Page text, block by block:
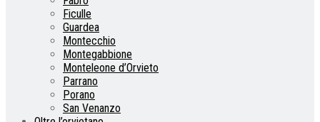
Ficulle
Guardea
Montecchio
Montegabbione
Monteleone d’Orvieto
Parrano
Porano
San Venanzo